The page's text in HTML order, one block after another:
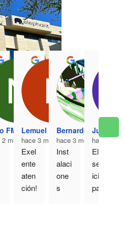
FM
2 meses
Lemuel Gallardo
hace 3 meses
Exel
ente
aten
ción!
Bernardo Ortega
hace 3 meses
Inst
alaci
one
s
Juan
hace 3
El
serv
icio
para